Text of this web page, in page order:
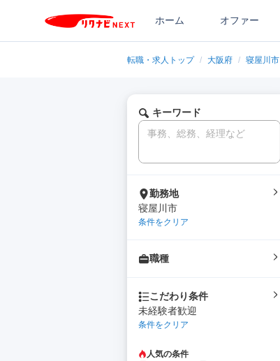
ホーム オファー
転職・求人トップ / 大阪府 / 寝屋川市
キーワード
勤務地
寝屋川市
条件をクリア
職種
こだわり条件
未経験者歓迎
条件をクリア
人気の条件